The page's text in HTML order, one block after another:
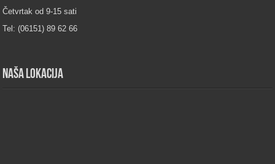
Četvrtak od 9-15 sati
Tel: (06151) 89 62 66
Naša lokacija